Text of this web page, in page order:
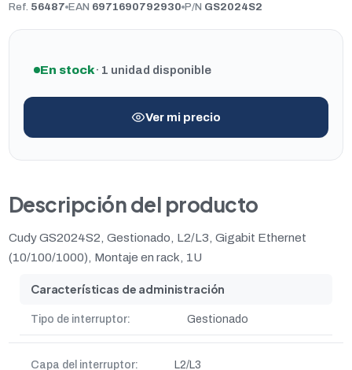
Ref. 56487 EAN 6971690792930 P/N GS2024S2
En stock· 1 unidad disponible
Ver mi precio
Descripción del producto
Cudy GS2024S2, Gestionado, L2/L3, Gigabit Ethernet
(10/100/1000), Montaje en rack, 1U
Características de administración
Tipo de interruptor: Gestionado
Capa del interruptor: L2/L3